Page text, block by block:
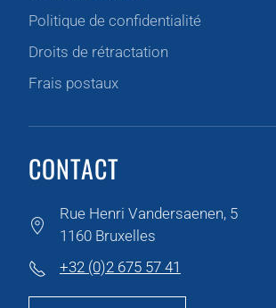
Politique de confidentialité
Droits de rétractation
Frais postaux
CONTACT
Rue Henri Vandersaenen, 5
1160 Bruxelles
+32 (0)2 675 57 41